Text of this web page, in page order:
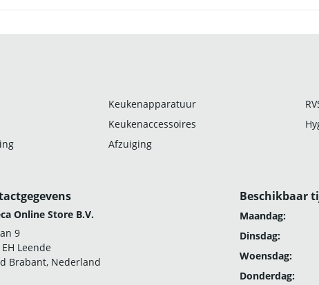
Keukenapparatuur
Keukenaccessoires
Afzuiging
Online Store B.V.
9
Leende
Brabant, Nederland
Beschikbaar
Maandag:
Dinsdag:
Woensdag:
Donderdag: